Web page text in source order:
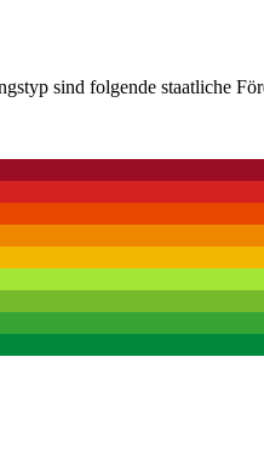
sind folgende staatliche